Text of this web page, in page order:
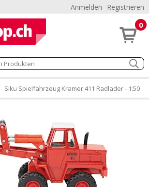
Anmelden Registrieren
0
Siku Spielfahrzeug Kramer 411 Radlader - 1:50